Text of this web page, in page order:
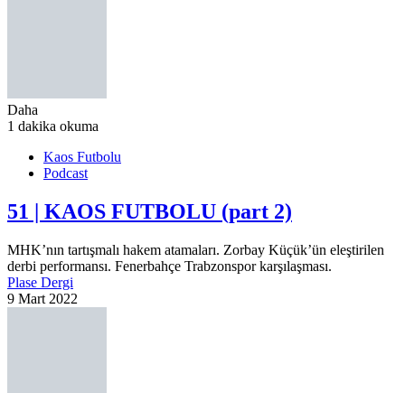
Daha
1 dakika okuma
Kaos Futbolu
Podcast
51 | KAOS FUTBOLU (part 2)
MHK’nın tartışmalı hakem atamaları. Zorbay Küçük’ün eleştirilen
derbi performansı. Fenerbahçe Trabzonspor karşılaşması.
Plase Dergi
9 Mart 2022